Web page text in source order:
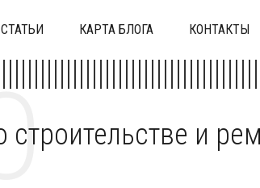
СТАТЬИ КАРТА БЛОГА КОНТАКТЫ
строительстве и